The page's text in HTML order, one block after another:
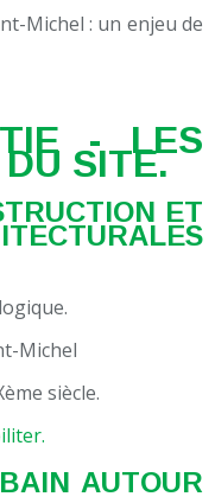
Michel : un enjeu de
- LES
SITE.
ET
Michel
siècle.
AUTOUR